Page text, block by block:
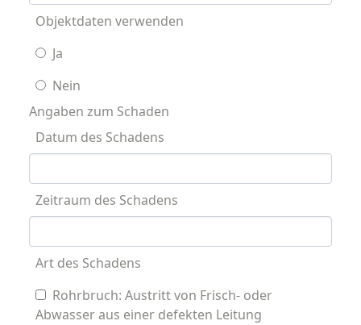
Objektdaten verwenden
Ja
Nein
Angaben zum Schaden
Datum des Schadens
Zeitraum des Schadens
Art des Schadens
Abwasser aus einer defekten Leitung